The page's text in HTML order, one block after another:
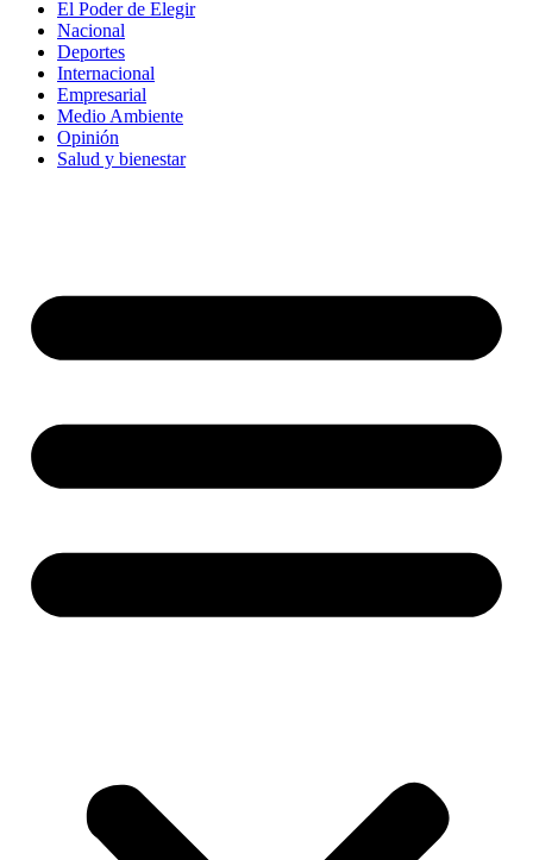
El Poder de Elegir
Nacional
Deportes
Internacional
Empresarial
Medio Ambiente
Opinión
Salud y bienestar